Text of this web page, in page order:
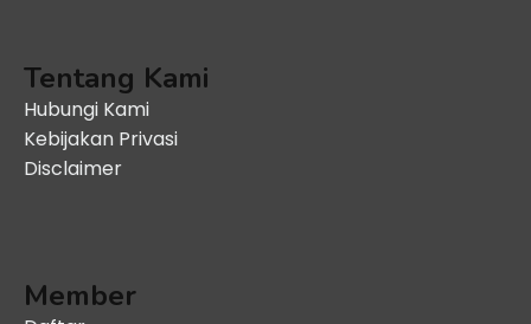
Tentang Kami
Hubungi Kami
Kebijakan Privasi
Disclaimer
Member